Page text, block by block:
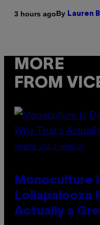
3 hours agoBy Lauren
MORE
FROM
(PHOTO VIA T-MOBILE)
Monoculture
Lollapalooza
Actually a